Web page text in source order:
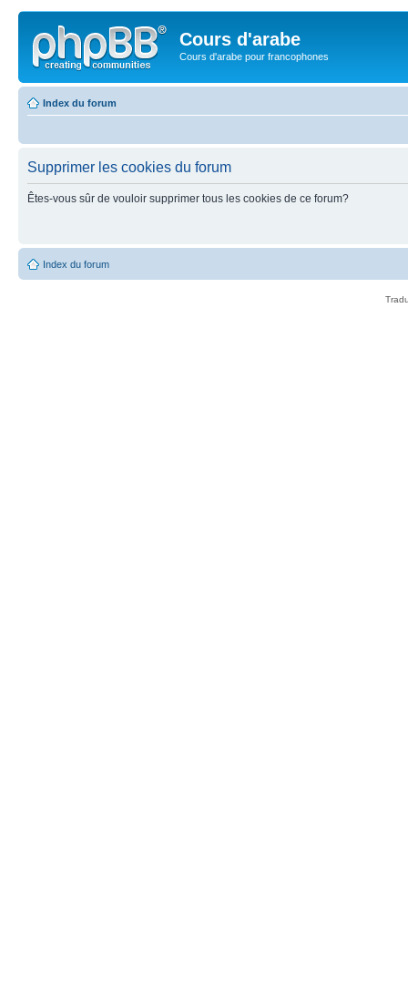
Cours d'arabe
Cours d'arabe pour francophones
Index du forum
Supprimer les cookies du forum
Êtes-vous sûr de vouloir supprimer tous les cookies de ce forum?
Index du forum